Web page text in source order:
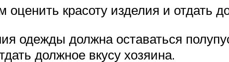
красоту изделия и отдать
одежды должна оставаться
должное вкусу хозяина.